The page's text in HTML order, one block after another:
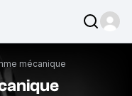
mécanique